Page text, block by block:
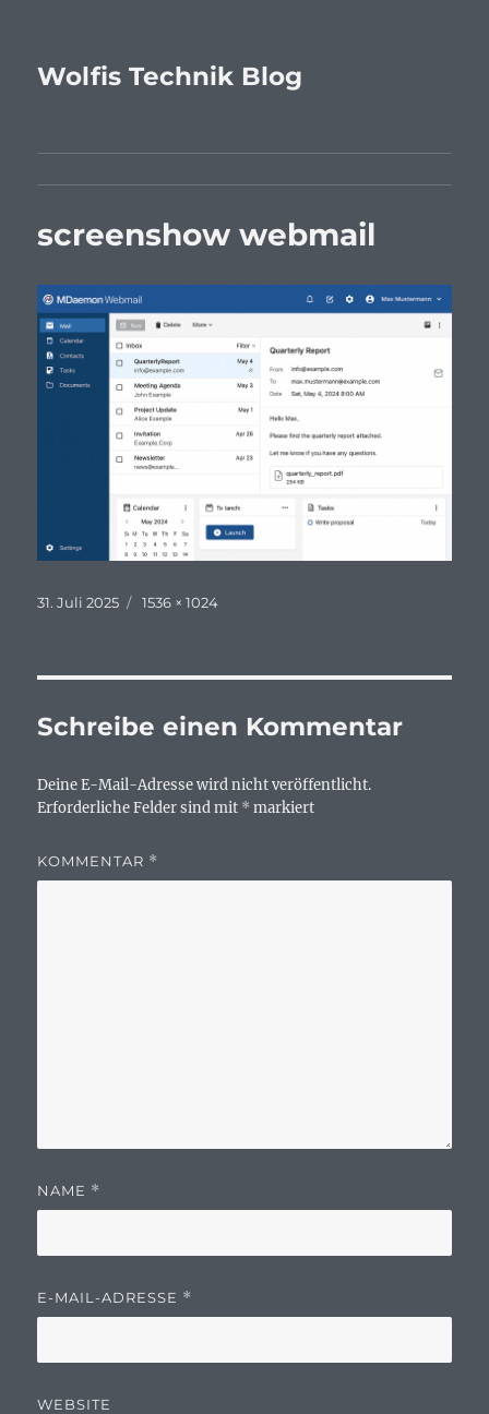
Wolfis Technik Blog
screenshow webmail
Veröffentlicht
31. Juli 2025 Originalgröße
1536 × 1024
Schreibe einen Kommentar
Deine E-Mail-Adresse wird nicht veröffentlicht.
Erforderliche Felder sind mit * markiert
KOMMENTAR *
NAME *
E-MAIL-ADRESSE *
WEBSITE